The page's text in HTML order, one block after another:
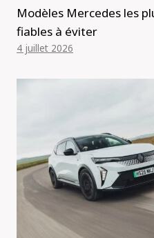
Modèles Mercedes les
fiables à éviter
4 juillet 2026